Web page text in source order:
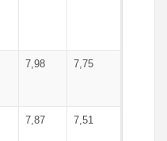
7,98 7,75
7,87 7,51